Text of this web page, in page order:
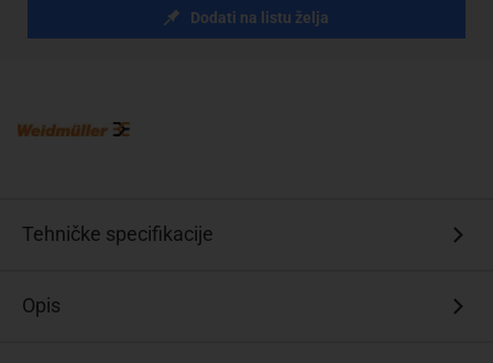
Dodati na listu želja
Tehničke specifikacije
Opis